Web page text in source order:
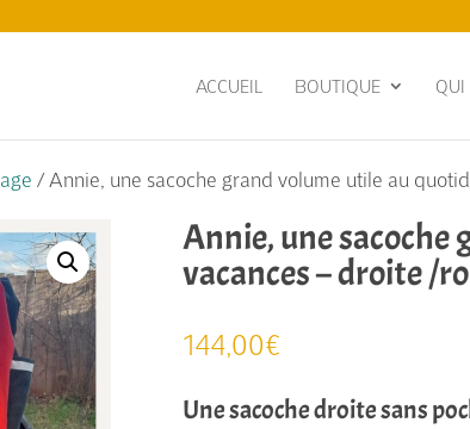
ACCUEIL BOUTIQUE
/ Annie, une sacoche grand volume utile au
Annie, une
vacances – droite /
144,00€
Une sacoche droite sans